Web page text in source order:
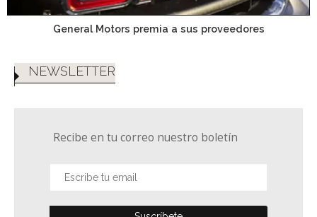
General Motors premia a sus proveedores
NEWSLETTER
Recibe en tu correo nuestro boletín